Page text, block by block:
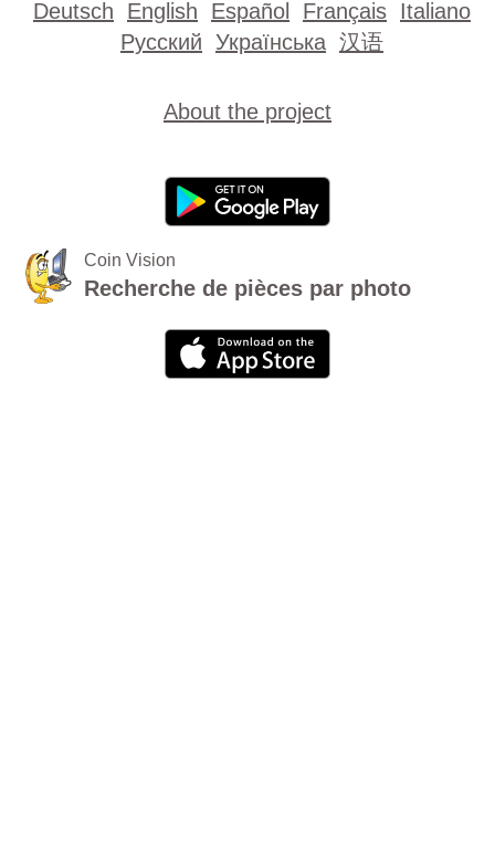
Deutsch English Español Français Italiano
Русский Українська 汉语
About the project
Coin Vision
Recherche de pièces par photo